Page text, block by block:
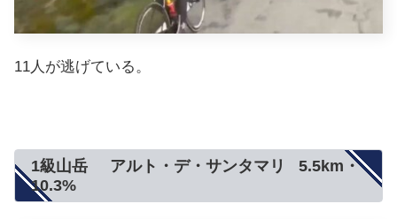
11人が逃げている。
1級山岳 アルト・デ・サンタマリ 5.5km・
10.3%